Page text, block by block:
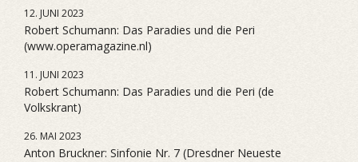
12. JUNI 2023
Robert Schumann: Das Paradies und die Peri
(www.operamagazine.nl)
11. JUNI 2023
Robert Schumann: Das Paradies und die Peri (de
Volkskrant)
26. MAI 2023
Anton Bruckner: Sinfonie Nr. 7 (Dresdner Neueste